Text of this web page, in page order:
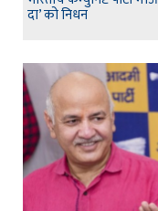
दा’ को निधन